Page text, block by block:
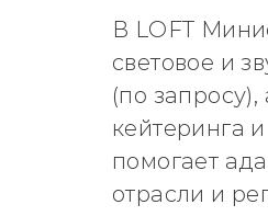
В LOFT
световое и
(по
кейтеринга
помогает
отрасли и